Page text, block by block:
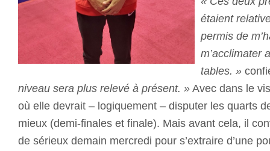
étaient
permis de
m’acclimater
tables. »
niveau sera plus relevé à présent. »Avec dans le
où elle devrait – logiquement – disputer les quarts
mieux (demi-finales et finale). Mais avant cela, il
de sérieux demain mercredi pour s’extraire d’une